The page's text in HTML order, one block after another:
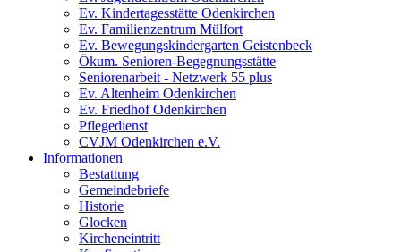
Ev. Kindertagesstätte Odenkirchen
Ev. Familienzentrum Mülfort
Ev. Bewegungskindergarten Geistenbeck
Ökum. Senioren-Begegnungsstätte
Seniorenarbeit - Netzwerk 55 plus
Ev. Altenheim Odenkirchen
Ev. Friedhof Odenkirchen
Pflegedienst
CVJM Odenkirchen e.V.
Informationen
Bestattung
Gemeindebriefe
Historie
Glocken
Kircheneintritt